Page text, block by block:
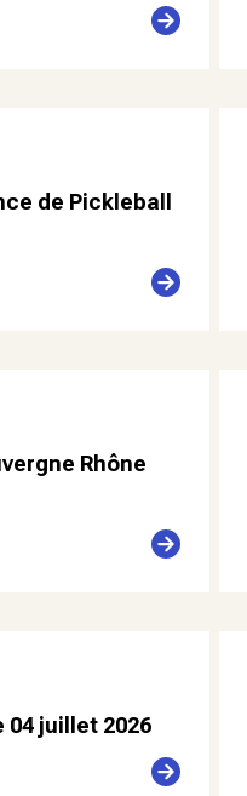
de Pickleball
Rhône
04 juillet 2026